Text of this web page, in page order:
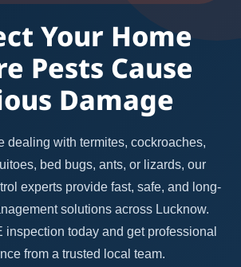
Your Home
Pests Cause
Damage
dealing with termites, cockroaches,
bed bugs, ants, or lizards, our
experts provide fast, safe, and long-
solutions across Lucknow.
inspection today and get professional
from a trusted local team.